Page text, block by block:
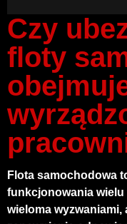
Czy
floty
Flota samochodowa
funkcjonowania wielu
wieloma